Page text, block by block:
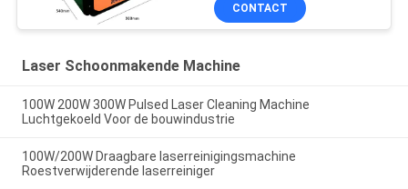
CONTACT
Laser Schoonmakende Machine
100W 200W 300W Pulsed Laser Cleaning Machine
Luchtgekoeld Voor de bouwindustrie
100W/200W Draagbare laserreinigingsmachine
Roestverwijderende laserreiniger